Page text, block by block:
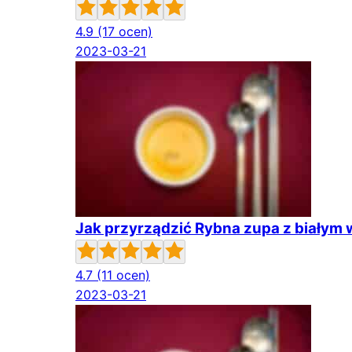
4.9 (17 ocen)
2023-03-21
Jak przyrządzić Rybna zupa z białym
4.7 (11 ocen)
2023-03-21